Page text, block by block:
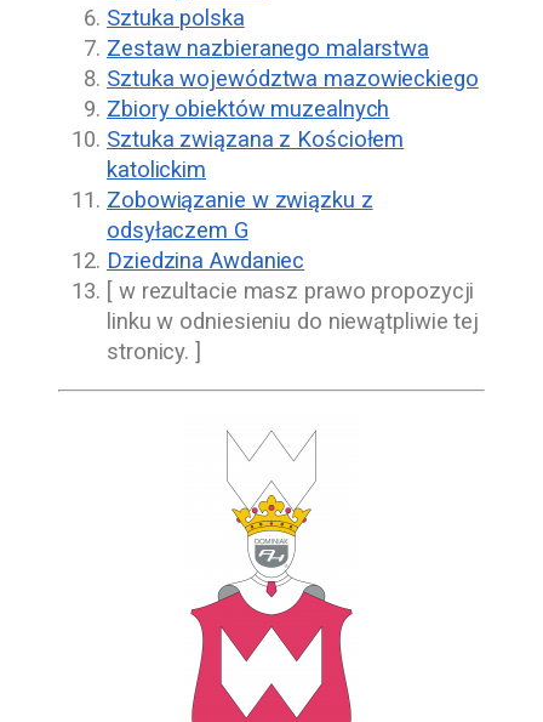
Sztuka polska
Zestaw nazbieranego malarstwa
Sztuka województwa mazowieckiego
Zbiory obiektów muzealnych
Sztuka związana z Kościołem
katolickim
Zobowiązanie w związku z
odsyłaczem G
Dziedzina Awdaniec
[ w rezultacie masz prawo propozycji
linku w odniesieniu do niewątpliwie tej
stronicy. ]